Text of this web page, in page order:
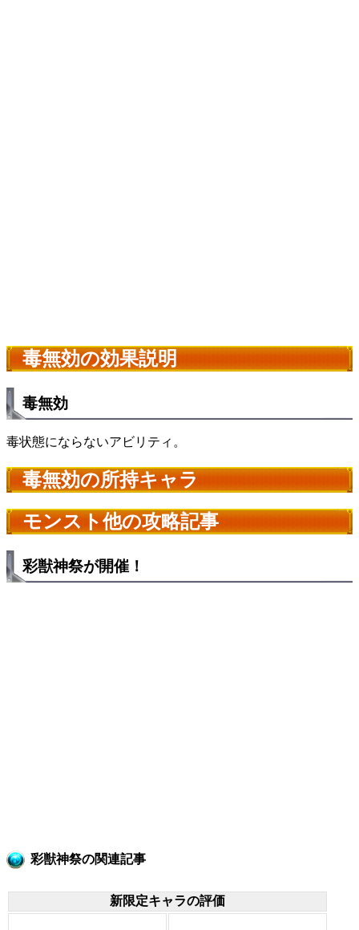
毒無効の効果説明
毒無効
毒状態にならないアビリティ。
毒無効の所持キャラ
モンスト他の攻略記事
彩獣神祭が開催！
彩獣神祭の関連記事
新限定キャラの評価